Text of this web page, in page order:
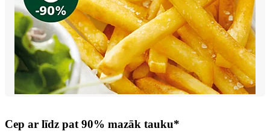
Cep ar līdz pat 90% mazāk tauku*